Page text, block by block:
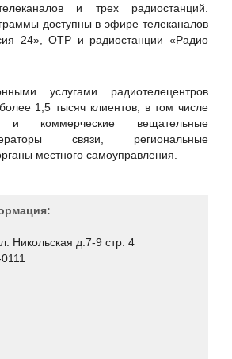
подписи
информационных технологий"
и трех радиостанций.
доступны в эфире телеканалов
24», ОТР и радиостанции «Радио
услугами радиотелецентров
1,5 тысяч клиентов, в том числе
и коммерческие вещательные
связи, региональные
местного самоуправления.
Никольская д.7-9 стр. 4